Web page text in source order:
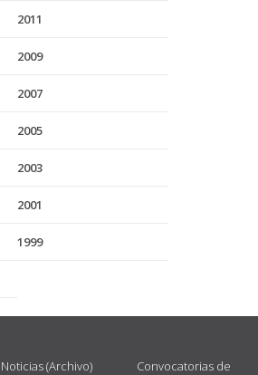
2011
2009
2007
2005
2003
2001
1999
Noticias (Archivo)
Convocatorias de